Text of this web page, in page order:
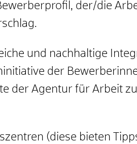
der/die
und nachhaltige
der
der Agentur für Arbeit
(diese bieten